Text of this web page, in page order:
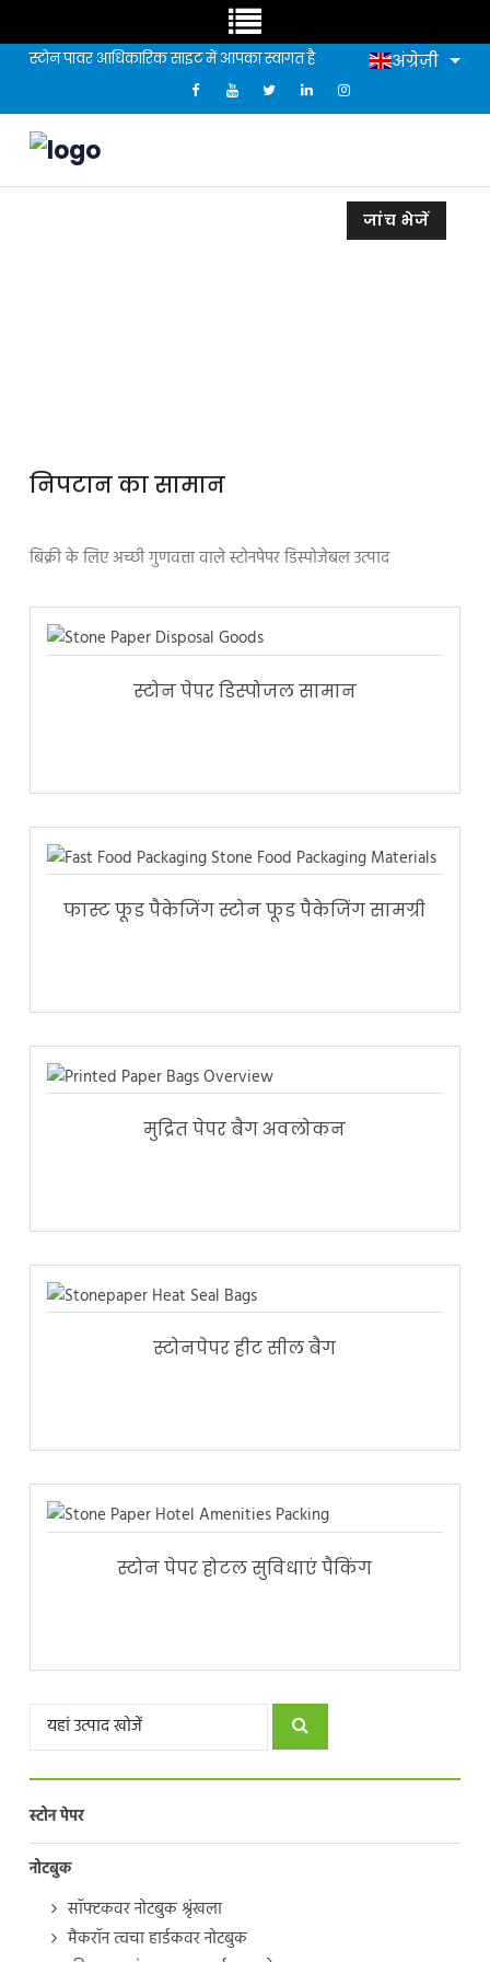
स्टोन पावर आधिकारिक साइट में आपका स्वागत है अंग्रेज़ी
जांच भेजें
निपटान का सामान
बिक्री के लिए अच्छी गुणवत्ता वाले स्टोनपेपर डिस्पोजेबल उत्पाद
स्टोन पेपर डिस्पोजल सामान
फास्ट फूड पैकेजिंग स्टोन फूड पैकेजिंग सामग्री
मुद्रित पेपर बैग अवलोकन
स्टोनपेपर हीट सील बैग
स्टोन पेपर होटल सुविधाएं पैकिंग
स्टोन पेपर
नोटबुक
सॉफ्टकवर नोटबुक श्रृंखला
मैकरॉन त्वचा हार्डकवर नोटबुक